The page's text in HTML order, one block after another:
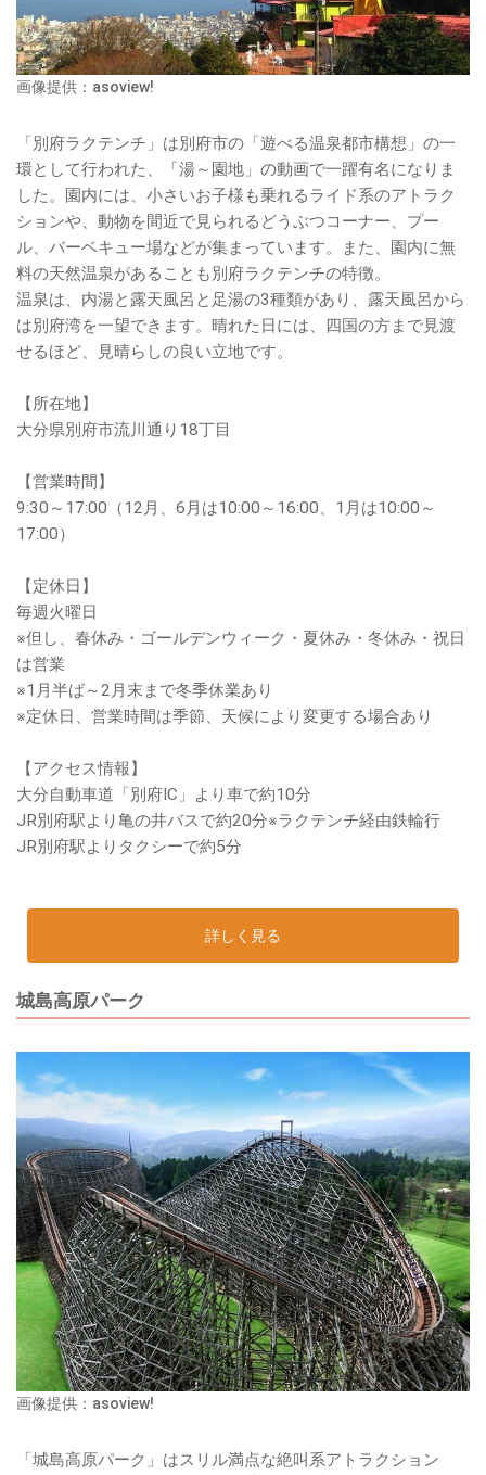
画像提供：asoview!
「別府ラクテンチ」は別府市の「遊べる温泉都市構想」の一
環として行われた、「湯～園地」の動画で一躍有名になりま
した。園内には、小さいお子様も乗れるライド系のアトラク
ションや、動物を間近で見られるどうぶつコーナー、プー
ル、バーベキュー場などが集まっています。また、園内に無
料の天然温泉があることも別府ラクテンチの特徴。
温泉は、内湯と露天風呂と足湯の3種類があり、露天風呂から
は別府湾を一望できます。晴れた日には、四国の方まで見渡
せるほど、見晴らしの良い立地です。
【所在地】
大分県別府市流川通り18丁目
【営業時間】
9:30～17:00（12月、6月は10:00～16:00、1月は10:00～
17:00）
【定休日】
毎週火曜日
※但し、春休み・ゴールデンウィーク・夏休み・冬休み・祝日
は営業
※1月半ば～2月末まで冬季休業あり
※定休日、営業時間は季節、天候により変更する場合あり
【アクセス情報】
大分自動車道「別府IC」より車で約10分
JR別府駅より亀の井バスで約20分※ラクテンチ経由鉄輪行
JR別府駅よりタクシーで約5分
詳しく見る
城島高原パーク
画像提供：asoview!
「城島高原パーク」はスリル満点な絶叫系アトラクション